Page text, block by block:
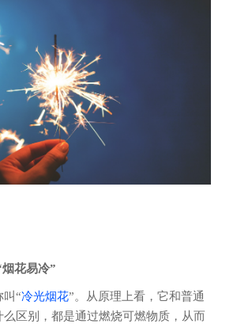
花易冷”
叫“冷光烟花”。从原理上看，它和普通
么区别，都是通过燃烧可燃物质，从而